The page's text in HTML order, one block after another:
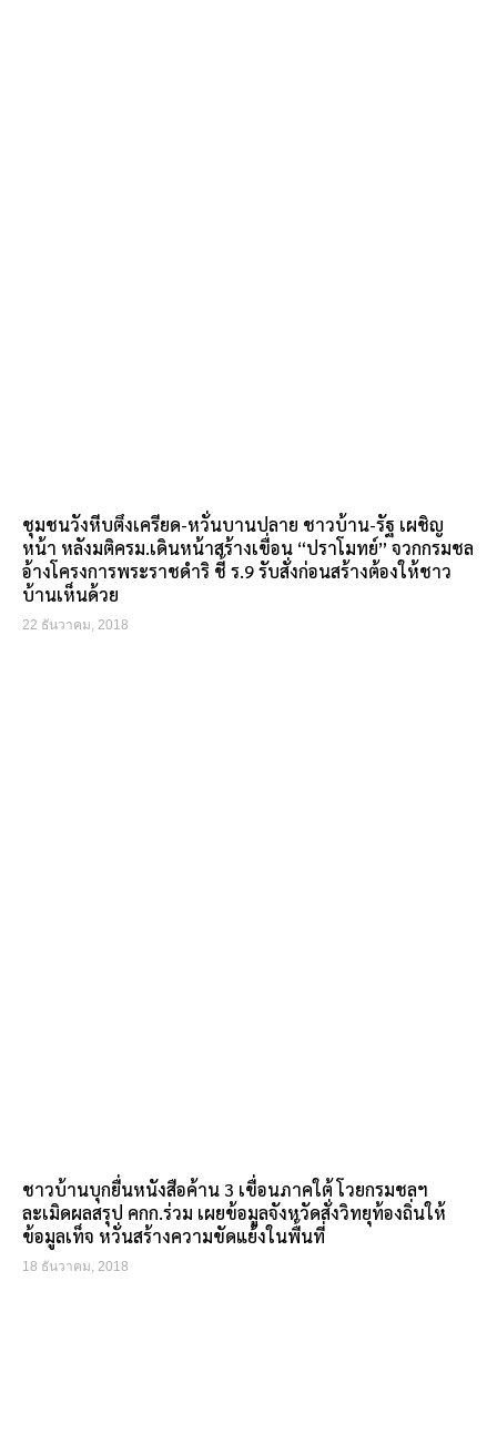
ชุมชนวังหีบตึงเครียด-หวั่นบานปลาย ชาวบ้าน-รัฐ เผชิญ
หน้า หลังมติครม.เดินหน้าสร้างเขื่อน “ปราโมทย์” จวกกรมชล
อ้างโครงการพระราชดำริ ชี้ ร.9 รับสั่งก่อนสร้างต้องให้ชาว
บ้านเห็นด้วย
22 ธันวาคม, 2018
ชาวบ้านบุกยื่นหนังสือค้าน 3 เขื่อนภาคใต้ โวยกรมชลฯ
ละเมิดผลสรุป คกก.ร่วม เผยข้อมูลจังหวัดสั่งวิทยุท้องถิ่นให้
ข้อมูลเท็จ หวั่นสร้างความขัดแย้งในพื้นที่
18 ธันวาคม, 2018